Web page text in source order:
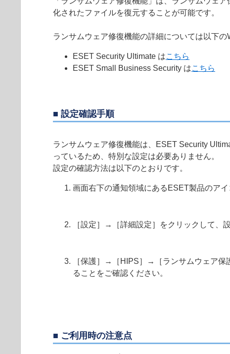
化されたファイルを復元することが可能です。
ランサムウェア修復機能の詳細については以下の
ESET Security Ultimate はこちら
ESET Small Business Security はこちら
■ 設定確認手順
ランサムウェア修復機能は、ESET Security
っているため、特別な設定は必要ありません。
設定の確認方法は以下のとおりです。
画面右下の通知領域にあるESET製品のア
［設定］→［詳細設定］をクリックして、
［保護］→［HIPS］→［ランサムウェア保
ることをご確認ください。
■ ご利用時の注意点